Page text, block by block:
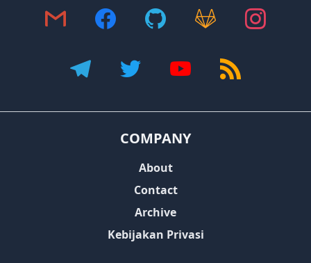
COMPANY
About
Contact
Archive
Kebijakan Privasi